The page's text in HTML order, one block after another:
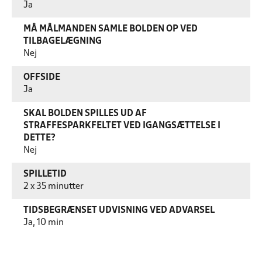
Ja
MÅ MÅLMANDEN SAMLE BOLDEN OP VED
TILBAGELÆGNING
Nej
OFFSIDE
Ja
SKAL BOLDEN SPILLES UD AF
STRAFFESPARKFELTET VED IGANGSÆTTELSE I
DETTE?
Nej
SPILLETID
2 x 35 minutter
TIDSBEGRÆNSET UDVISNING VED ADVARSEL
Ja, 10 min